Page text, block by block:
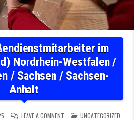
im
Nordrhein-Westfalen /
/ Sachsen / Sachsen-
Anhalt
LEAVE A COMMENTON SANITÄR –
POSTED IN
UNCATEGORIZED